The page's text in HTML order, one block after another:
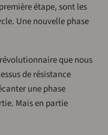
étape, sont les
Une nouvelle phase
que nous
de résistance
une phase
Mais en partie